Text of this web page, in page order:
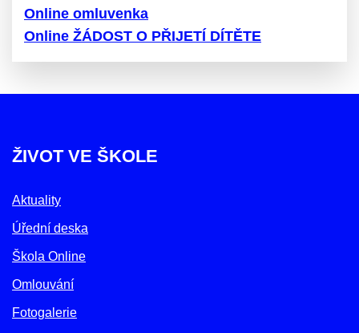
Online omluvenka
Online ŽÁDOST O PŘIJETÍ DÍTĚTE
ŽIVOT VE ŠKOLE
Aktuality
Úřední deska
Škola Online
Omlouvání
Fotogalerie